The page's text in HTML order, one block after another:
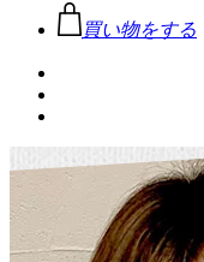
買い物をする